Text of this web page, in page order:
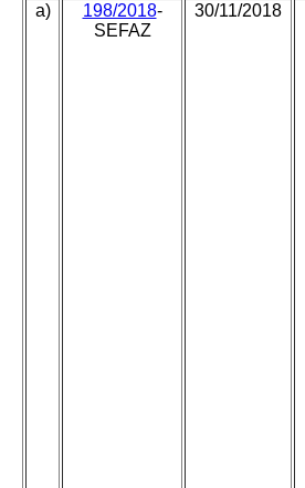
a) 198/2018-
SEFAZ
30/11/2018